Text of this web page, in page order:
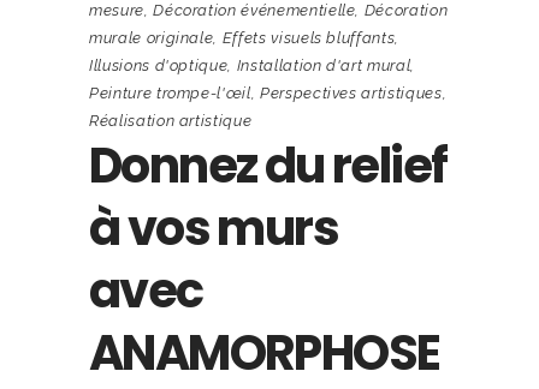
mesure,Décoration événementielle, Décoration
murale originale, Effets visuels bluffants,
Illusions d'optique, Installation d'art mural,
Peinture trompe-l'œil, Perspectives artistiques,
Réalisation artistique
Donnez du relief
à vos murs
avec
ANAMORPHOSE